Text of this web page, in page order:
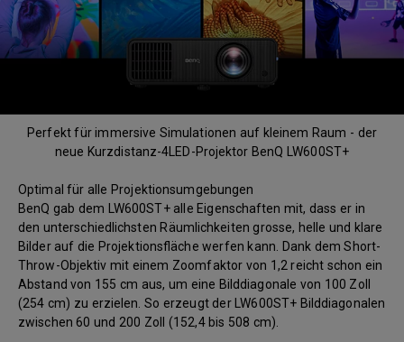
Perfekt für immersive Simulationen auf kleinem Raum - der
neue Kurzdistanz-4LED-Projektor BenQ LW600ST+
Optimal für alle Projektionsumgebungen
BenQ gab dem LW600ST+ alle Eigenschaften mit, dass er in
den unterschiedlichsten Räumlichkeiten grosse, helle und klare
Bilder auf die Projektionsfläche werfen kann. Dank dem Short-
Throw-Objektiv mit einem Zoomfaktor von 1,2 reicht schon ein
Abstand von 155 cm aus, um eine Bilddiagonale von 100 Zoll
(254 cm) zu erzielen. So erzeugt der LW600ST+ Bilddiagonalen
zwischen 60 und 200 Zoll (152,4 bis 508 cm).